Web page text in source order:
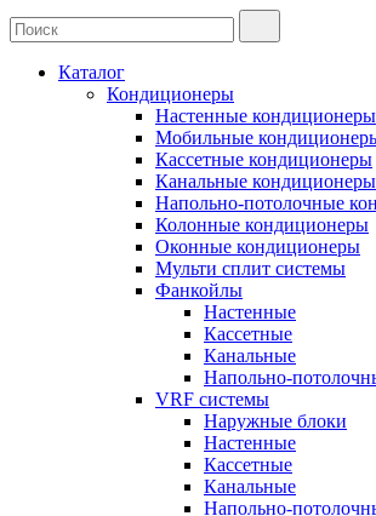
Каталог
Кондиционеры
Настенные кондиционеры
Мобильные
Кассетные кондиционеры
Канальные кондиционеры
Напольно-потолочные
Колонные кондиционеры
Оконные кондиционеры
Мульти сплит системы
Фанкойлы
Настенные
Кассетные
Канальные
Напольно-
VRF системы
Наружные блоки
Настенные
Кассетные
Канальные
Напольно-